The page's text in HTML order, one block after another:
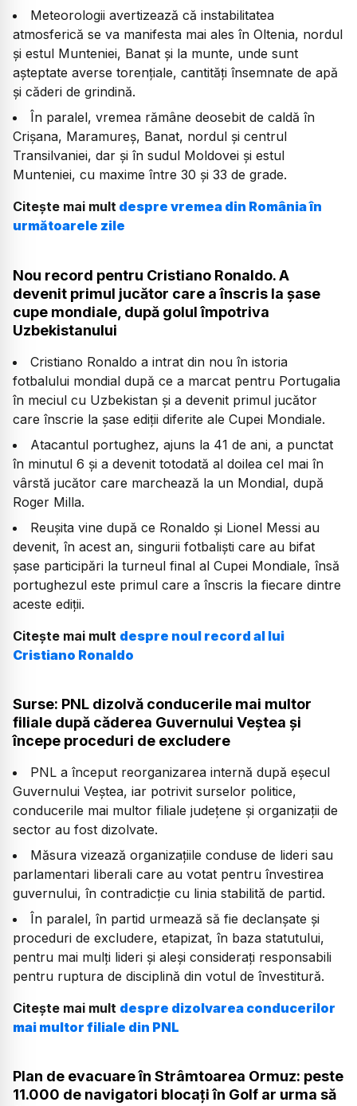
Meteorologii avertizează că instabilitatea
atmosferică se va manifesta mai ales în Oltenia, nordul
și estul Munteniei, Banat și la munte, unde sunt
așteptate averse torențiale, cantități însemnate de apă
și căderi de grindină.
În paralel, vremea rămâne deosebit de caldă în
Crișana, Maramureș, Banat, nordul și centrul
Transilvaniei, dar și în sudul Moldovei și estul
Munteniei, cu maxime între 30 și 33 de grade.
Citește mai mult despre vremea din România în
următoarele zile
Nou record pentru Cristiano Ronaldo. A
devenit primul jucător care a înscris la șase
cupe mondiale, după golul împotriva
Uzbekistanului
Cristiano Ronaldo a intrat din nou în istoria
fotbalului mondial după ce a marcat pentru Portugalia
în meciul cu Uzbekistan și a devenit primul jucător
care înscrie la șase ediții diferite ale Cupei Mondiale.
Atacantul portughez, ajuns la 41 de ani, a punctat
în minutul 6 și a devenit totodată al doilea cel mai în
vârstă jucător care marchează la un Mondial, după
Roger Milla.
Reușita vine după ce Ronaldo și Lionel Messi au
devenit, în acest an, singurii fotbaliști care au bifat
șase participări la turneul final al Cupei Mondiale, însă
portughezul este primul care a înscris la fiecare dintre
aceste ediții.
Citește mai mult despre noul record al lui
Cristiano Ronaldo
Surse: PNL dizolvă conducerile mai multor
filiale după căderea Guvernului Veștea și
începe proceduri de excludere
PNL a început reorganizarea internă după eșecul
Guvernului Veștea, iar potrivit surselor politice,
conducerile mai multor filiale județene și organizații de
sector au fost dizolvate.
Măsura vizează organizațiile conduse de lideri sau
parlamentari liberali care au votat pentru învestirea
guvernului, în contradicție cu linia stabilită de partid.
În paralel, în partid urmează să fie declanșate și
proceduri de excludere, etapizat, în baza statutului,
pentru mai mulți lideri și aleși considerați responsabili
pentru ruptura de disciplină din votul de învestitură.
Citește mai mult despre dizolvarea conducerilor
mai multor filiale din PNL
Plan de evacuare în Strâmtoarea Ormuz: peste
11.000 de navigatori blocați în Golf ar urma să